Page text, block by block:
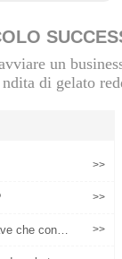
un
ndita di gelato
>>
>>
che conta
>>